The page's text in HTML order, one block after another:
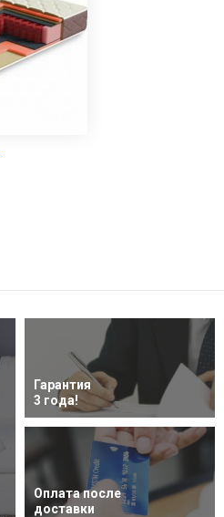
Гарантия
3 года!
Оплата после
доставки